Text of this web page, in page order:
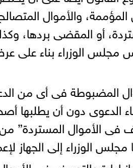
المؤممة، والأموال
أو المقضى بردها،
مجلس الوزراء بناء على
المضبوطة فى أى من
الدعوى دون أن يطلبها
فى الأموال المستردة”
مجلس الوزراء إلى الجهاز